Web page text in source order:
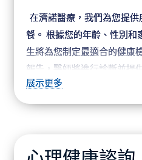
在濟諾醫療，我們為您提
餐。 根據您的年齡、性別和
生將為您制定最適合的健康
報告，醫師將進行診斷並提
您安排後續的專科會診。
我們的體檢套餐包括早期
康檢查以及兒科生長檢查等
展示更多